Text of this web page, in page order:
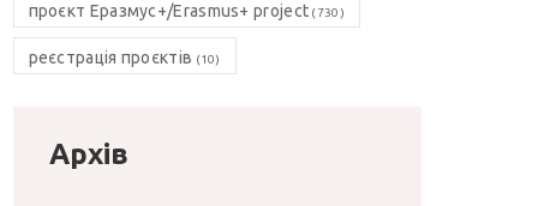
проєкт Еразмус+/Erasmus+ project (730)
реєстрація проєктів (10)
Архів